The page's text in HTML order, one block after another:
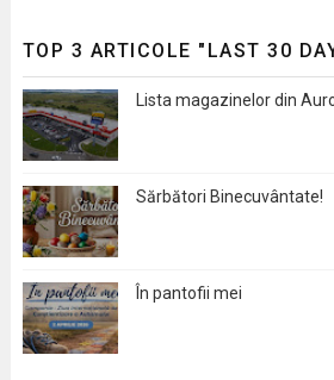
TOP 3 ARTICOLE "LAST 30
Lista magazinelor din
Sărbători Binecuvântate!
În pantofii mei